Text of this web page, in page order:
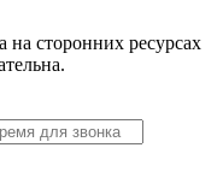
на сторонних ресурсах